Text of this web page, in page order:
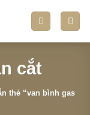
cắt
thẻ “van bình gas